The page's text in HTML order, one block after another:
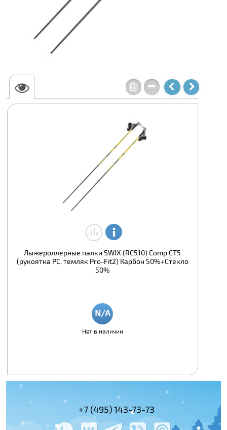
Лыжероллерные палки SWIX (RC510) Comp CT5
(рукоятка PC, темляк Pro-Fit2) Карбон 50%+Стекло
50%
Нет в наличии
+7 (495) 143-73-73 +7 (800)
+7 (495)